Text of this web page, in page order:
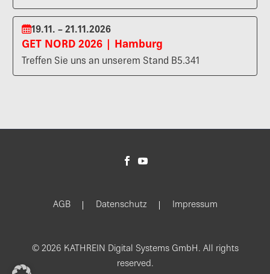
19.11. – 21.11.2026
GET NORD 2026 | Hamburg
Treffen Sie uns an unserem Stand B5.341
AGB Datenschutz Impressum
© 2026 KATHREIN Digital Systems GmbH. All rights
reserved.